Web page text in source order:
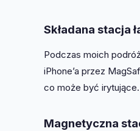
Składana stacja
Podczas moich
iPhone’a przez
co może być irytujące.
Magnetyczna